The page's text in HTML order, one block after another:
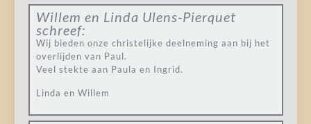
Willem en Linda Ulens-Pierquet
schreef:
Wij bieden onze christelijke deelneming aan bij het
overlijden van Paul.
Veel stekte aan Paula en Ingrid.
Linda en Willem